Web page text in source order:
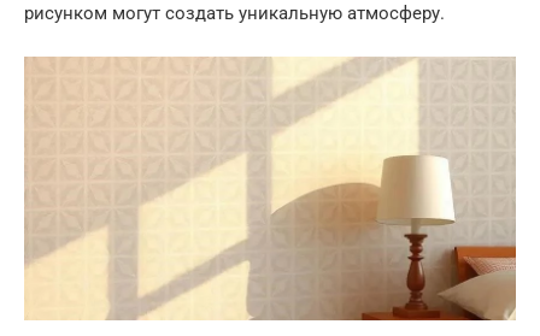
рисунком могут создать уникальную атмосферу.